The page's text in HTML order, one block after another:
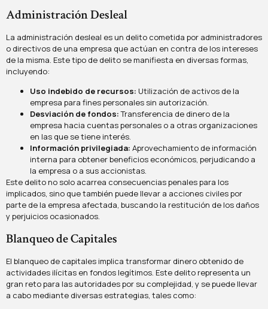
Administración Desleal
La administración desleal es un delito cometida por administradores
o directivos de una empresa que actúan en contra de los intereses
de la misma. Este tipo de delito se manifiesta en diversas formas,
incluyendo:
Uso indebido de recursos: Utilización de activos de la
empresa para fines personales sin autorización.
Desviación de fondos:Transferencia de dinero de la
empresa hacia cuentas personales o a otras organizaciones
en las que se tiene interés.
Información privilegiada: Aprovechamiento de información
interna para obtener beneficios económicos, perjudicando a
la empresa o a sus accionistas.
Este delito no solo acarrea consecuencias penales para los
implicados, sino que también puede llevar a acciones civiles por
parte de la empresa afectada, buscando la restitución de los daños
y perjuicios ocasionados.
Blanqueo de Capitales
El blanqueo de capitales implica transformar dinero obtenido de
actividades ilícitas en fondos legítimos. Este delito representa un
gran reto para las autoridades por su complejidad, y se puede llevar
a cabo mediante diversas estrategias, tales como: